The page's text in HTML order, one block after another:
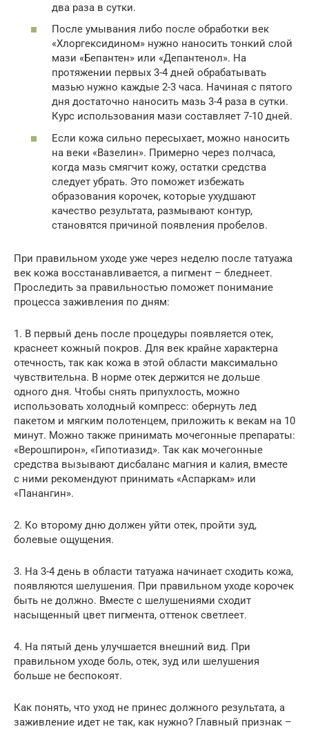
два раза в сутки.
После умывания либо после обработки век
«Хлоргексидином» нужно наносить тонкий слой
мази «Бепантен» или «Депантенол». На
протяжении первых 3-4 дней обрабатывать
мазью нужно каждые 2-3 часа. Начиная с пятого
дня достаточно наносить мазь 3-4 раза в сутки.
Курс использования мази составляет 7-10 дней.
Если кожа сильно пересыхает, можно наносить
на веки «Вазелин». Примерно через полчаса,
когда мазь смягчит кожу, остатки средства
следует убрать. Это поможет избежать
образования корочек, которые ухудшают
качество результата, размывают контур,
становятся причиной появления пробелов.
При правильном уходе уже через неделю после татуажа
век кожа восстанавливается, а пигмент – бледнеет.
Проследить за правильностью поможет понимание
процесса заживления по дням:
1. В первый день после процедуры появляется отек,
краснеет кожный покров. Для век крайне характерна
отечность, так как кожа в этой области максимально
чувствительна. В норме отек держится не дольше
одного дня. Чтобы снять припухлость, можно
использовать холодный компресс: обернуть лед
пакетом и мягким полотенцем, приложить к векам на 10
минут. Можно также принимать мочегонные препараты:
«Верошпирон», «Гипотиазид». Так как мочегонные
средства вызывают дисбаланс магния и калия, вместе
с ними рекомендуют принимать «Аспаркам» или
«Панангин».
2. Ко второму дню должен уйти отек, пройти зуд,
болевые ощущения.
3. На 3-4 день в области татуажа начинает сходить кожа,
появляются шелушения. При правильном уходе корочек
быть не должно. Вместе с шелушениями сходит
насыщенный цвет пигмента, оттенок светлеет.
4. На пятый день улучшается внешний вид. При
правильном уходе боль, отек, зуд или шелушения
больше не беспокоят.
Как понять, что уход не принес должного результата, а
заживление идет не так, как нужно? Главный признак –